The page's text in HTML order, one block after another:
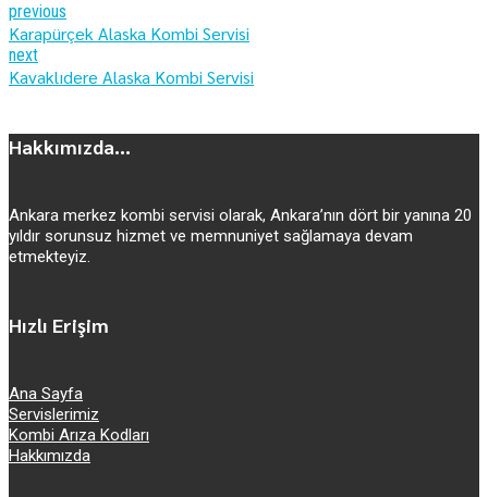
previous
Karapürçek Alaska Kombi Servisi
next
Kavaklıdere Alaska Kombi Servisi
Hakkımızda...
Ankara merkez kombi servisi olarak, Ankara’nın dört bir yanına 20
yıldır sorunsuz hizmet ve memnuniyet sağlamaya devam
etmekteyiz.
Hızlı Erişim
Ana Sayfa
Servislerimiz
Kombi Arıza Kodları
Hakkımızda